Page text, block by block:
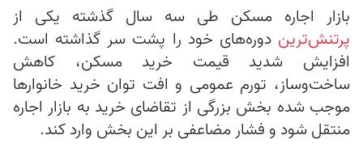
بازار اجاره مسکن طی سه سال گذشته یکی از
پرتنش‌ترین دوره‌های خود را پشت سر گذاشته است.
افزایش شدید قیمت خرید مسکن، کاهش
ساخت‌وساز، تورم عمومی و افت توان خرید خانوارها
موجب شده بخش بزرگی از تقاضای خرید به بازار اجاره
منتقل شود و فشار مضاعفی بر این بخش وارد کند.